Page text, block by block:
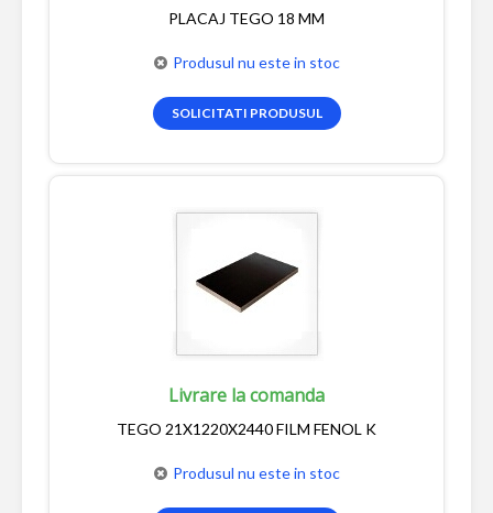
PLACAJ TEGO 18 MM
Produsul nu este in stoc
SOLICITATI PRODUSUL
Livrare la comanda
TEGO 21X1220X2440 FILM FENOL K
Produsul nu este in stoc